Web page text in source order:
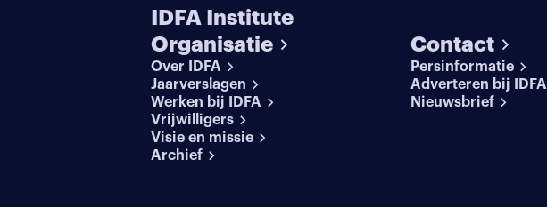
IDFA Institute
Organisatie
Over IDFA
Jaarverslagen
Werken bij IDFA
Vrijwilligers
Visie en missie
Archief
Contact
Persinformatie
Adverteren bij IDFA
Nieuwsbrief